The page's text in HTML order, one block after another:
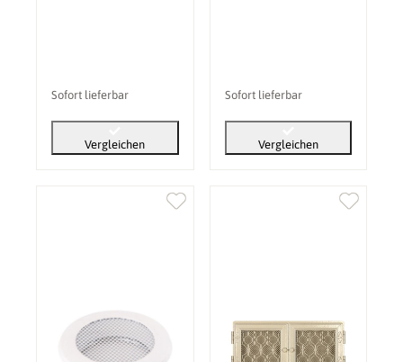
Sofort lieferbar
Vergleichen
Sofort lieferbar
Vergleichen